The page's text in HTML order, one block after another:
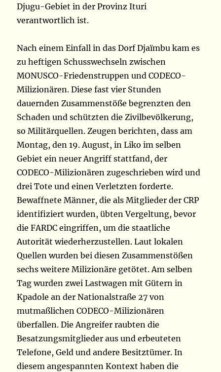
Djugu-Gebiet in der Provinz Ituri
verantwortlich ist.
Nach einem Einfall in das Dorf Djaïmbu kam es
zu heftigen Schusswechseln zwischen
MONUSCO-Friedenstruppen und CODECO-
Milizionären. Diese fast vier Stunden
dauernden Zusammenstöße begrenzten den
Schaden und schützten die Zivilbevölkerung,
so Militärquellen. Zeugen berichten, dass am
Montag, den 19. August, in Liko im selben
Gebiet ein neuer Angriff stattfand, der
CODECO-Milizionären zugeschrieben wird und
drei Tote und einen Verletzten forderte.
Bewaffnete Männer, die als Mitglieder der CRP
identifiziert wurden, übten Vergeltung, bevor
die FARDC eingriffen, um die staatliche
Autorität wiederherzustellen. Laut lokalen
Quellen wurden bei diesen Zusammenstößen
sechs weitere Milizionäre getötet. Am selben
Tag wurden zwei Lastwagen mit Gütern in
Kpadole an der Nationalstraße 27 von
mutmaßlichen CODECO-Milizionären
überfallen. Die Angreifer raubten die
Besatzungsmitglieder aus und erbeuteten
Telefone, Geld und andere Besitztümer. In
diesem angespannten Kontext haben die